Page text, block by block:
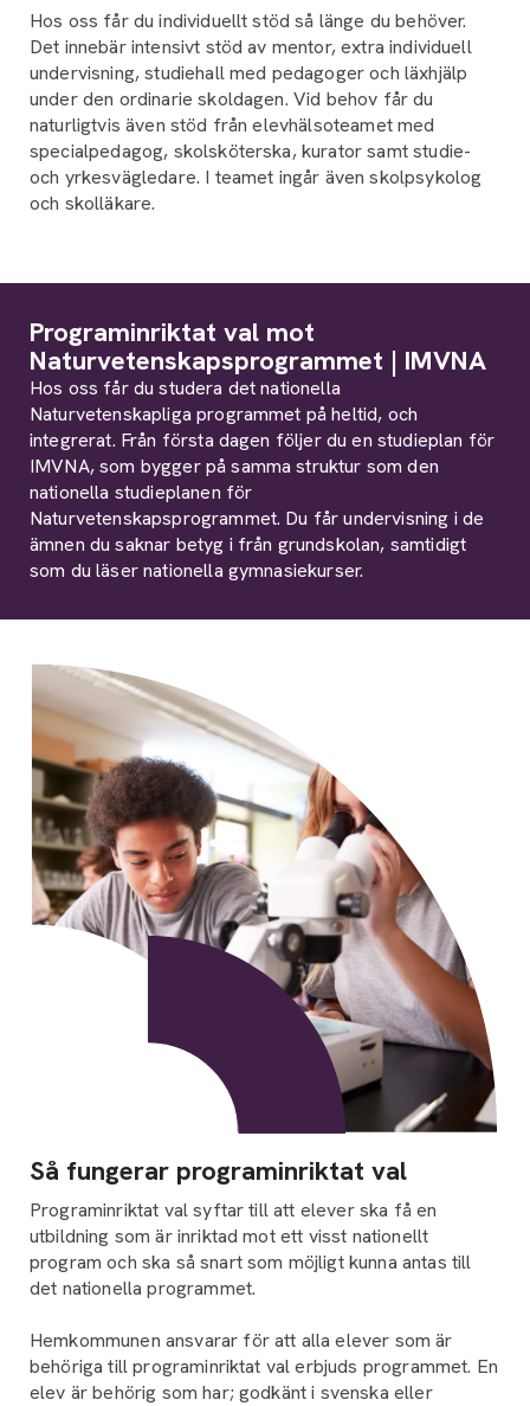
Hos oss får du individuellt stöd så länge du behöver.
Det innebär intensivt stöd av mentor, extra individuell
undervisning, studiehall med pedagoger och läxhjälp
under den ordinarie skoldagen. Vid behov får du
naturligtvis även stöd från elevhälsoteamet med
specialpedagog, skolsköterska, kurator samt studie-
och yrkesvägledare. I teamet ingår även skolpsykolog
och skolläkare.
Programinriktat val mot
Naturvetenskapsprogrammet | IMVNA
Hos oss får du studera det nationella
Naturvetenskapliga programmet på heltid, och
integrerat. Från första dagen följer du en studieplan för
IMVNA, som bygger på samma struktur som den
nationella studieplanen för
Naturvetenskapsprogrammet. Du får undervisning i de
ämnen du saknar betyg i från grundskolan, samtidigt
som du läser nationella gymnasiekurser.
Så fungerar programinriktat val
Programinriktat val syftar till att elever ska få en
utbildning som är inriktad mot ett visst nationellt
program och ska så snart som möjligt kunna antas till
det nationella programmet.
Hemkommunen ansvarar för att alla elever som är
behöriga till programinriktat val erbjuds programmet. En
elev är behörig som har; godkänt i svenska eller